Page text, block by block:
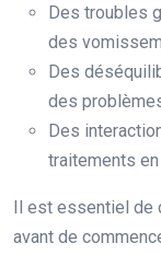
Des troubles
des
Des
des
Des
traitements
Il est essentiel
avant de